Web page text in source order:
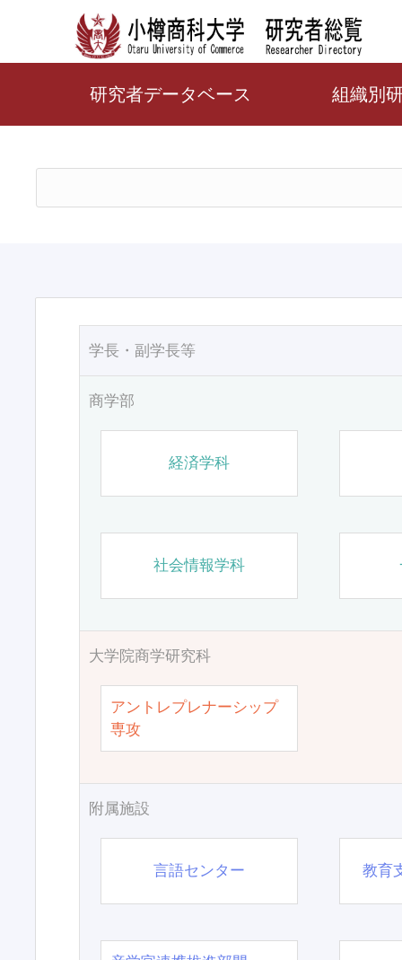
研究者データベース 組織別
学長・副学長等
商学部
経済学科
社会情報学科
大学院商学研究科
アントレプレナーシップ
専攻
附属施設
言語センター 教育